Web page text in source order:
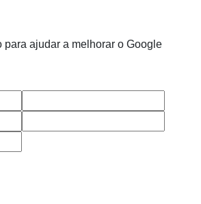
para ajudar a melhorar o Google